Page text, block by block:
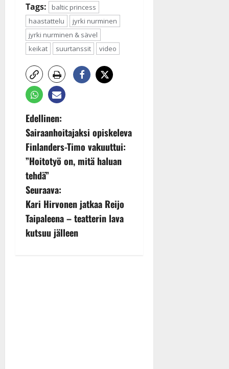
Tags:
baltic princess
haastattelu
jyrki nurminen
jyrki nurminen & sävel
keikat
suurtanssit video
P
o
s
t
n
a
Edellinen:
Sairaanhoitajaksi opiskeleva
Finlanders-Timo vakuuttui:
”Hoitotyö on, mitä haluan
tehdä”
Seuraava:
Kari Hirvonen jatkaa Reijo
Taipaleena – teatterin lava
kutsuu jälleen